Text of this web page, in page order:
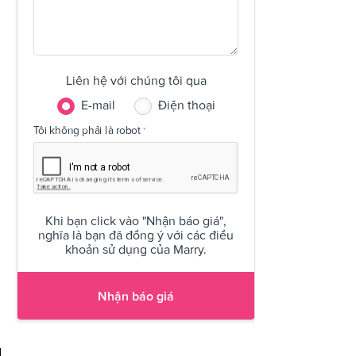
Liên hệ với chúng tôi qua
E-mail
Điện thoại
Tôi không phải là robot
Khi bạn click vào "Nhận báo giá",
nghĩa là bạn đã đồng ý với các điều
khoản sử dụng của Marry.
Nhận báo giá